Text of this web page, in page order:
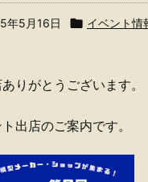
年5月16日  イベント情
りがとうございます。
出店のご案内です。